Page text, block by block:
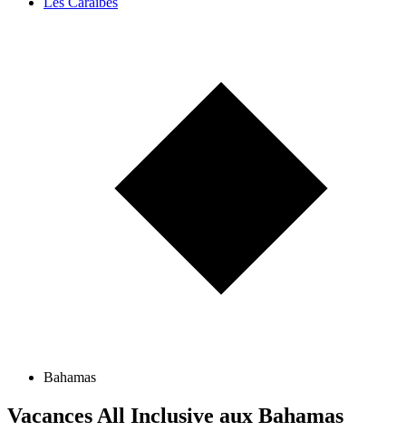
Bahamas
Vacances All Inclusive aux Bahamas